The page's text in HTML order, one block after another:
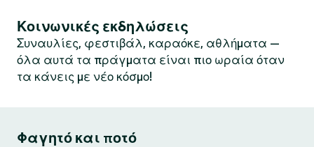
Κοινωνικές εκδηλώσεις
Συναυλίες, φεστιβάλ, καραόκε, αθλήματα —
όλα αυτά τα πράγματα είναι πιο ωραία όταν
τα κάνεις με νέο κόσμο!
Φαγητό και ποτό